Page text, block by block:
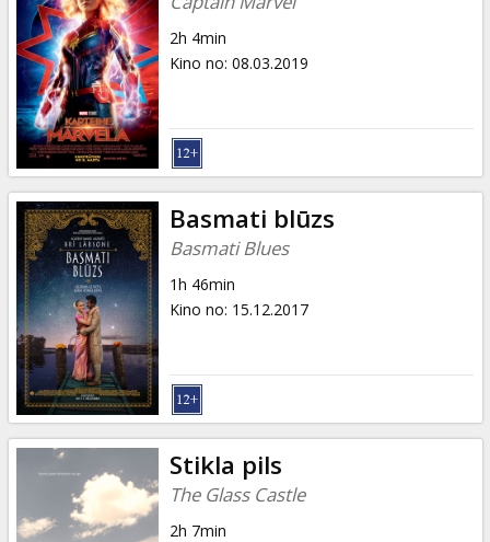
2h 4min
Kino no: 08.03.2019
Basmati blūzs
Basmati Blues
1h 46min
Kino no: 15.12.2017
Stikla pils
The Glass Castle
2h 7min